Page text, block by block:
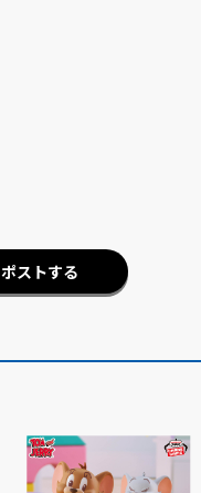
ポストする